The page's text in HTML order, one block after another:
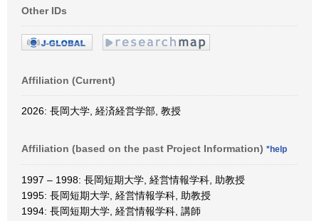
Other IDs
Affiliation (Current)
2026: 長岡大学, 経済経営学部, 教授
Affiliation (based on the past Project Information) *help
1997 – 1998: 長岡短期大学, 経営情報学科, 助教授
1995: 長岡短期大学, 経営情報学科, 助教授
1994: 長岡短期大学, 経営情報学科, 講師